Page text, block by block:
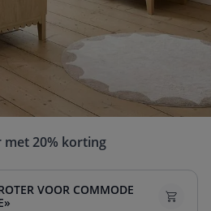
bij de aankoop van
berekend op basis van de
afzonderlijke producten.
20% korting
VOOR COMMODE